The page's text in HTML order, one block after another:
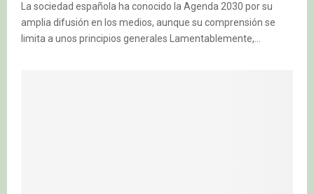
La sociedad española ha conocido la Agenda 2030 por su
amplia difusión en los medios, aunque su comprensión se
limita a unos principios generales Lamentablemente,...